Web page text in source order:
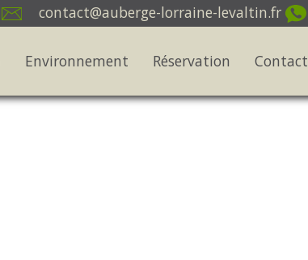
contact@auberge-lorraine-levaltin.fr
Environnement Réservation Contact